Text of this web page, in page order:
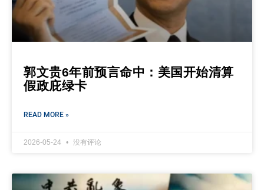
郭文贵6年前预言命中：美国开始清算
假政庇绿卡
READ MORE »
2026-05-24 没有评论